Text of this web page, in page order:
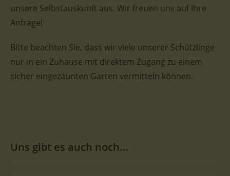
unsere Selbstauskunft aus. Wir freuen uns auf Ihre
Anfrage!
Bitte beachten Sie, dass wir viele unserer Schützlinge
nur in ein Zuhause mit direktem Zugang zu einem
sicher eingezäunten Garten vermitteln können.
Uns gibt es auch noch...